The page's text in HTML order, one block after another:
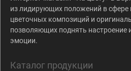
из лидирующих положений в
цветочных композиций и
позволяющих поднять настроение
эмоции.
Каталог продукции